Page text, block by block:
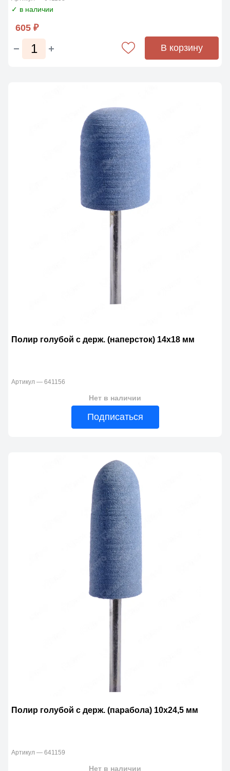
✓ в наличии
605 ₽
В корзину
Полир голубой с держ. (наперсток) 14х18 мм
Артикул — 641156
Нет в наличии
Подписаться
Полир голубой с держ. (парабола) 10х24,5 мм
Артикул — 641159
Нет в наличии